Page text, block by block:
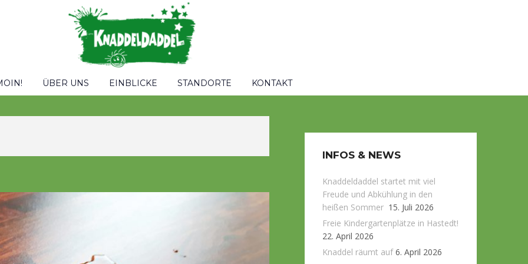
ÜBER UNS EINBLICKE STANDORTE KONTAKT
INFOS & NEWS
Knaddeldaddel startet mit viel
Freude und Abkühlung in den
heißen Sommer 15. Juli 2026
Freie Kindergartenplätze in Hastedt!
22. April 2026
Knaddel räumt auf 6. April 2026